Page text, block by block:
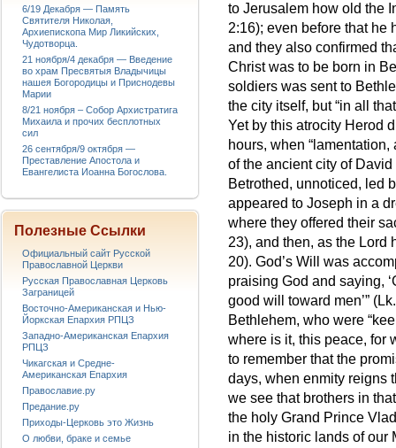
to Jerusalem how old the
2:16); even before that he
and they also confirmed
Christ was to be born in
soldiers was sent to
the city itself, but “in all
Yet by this atrocity Herod
hours, when
of the ancient city of
Betrothed, unnoticed, led
appeared to Joseph in a
where they offered their
23), and then, as the Lord
20). God’s Will was
praising God and saying,
good will toward men’”
Bethlehem, who were
where is it, this peace, for
to remember that the
days, when enmity reigns
we see that brothers in
the holy Grand Prince
in the historic lands of our
6/19 Декабря — Память
Святителя Николая,
Архиепископа Мир Ликийских,
Чудотворца.
21 ноября/4 декабря — Введение
во храм Пресвятыя Владычицы
нашея Богородицы и Приснодевы
Марии
8/21 ноября – Собор Архистратига
Михаила и прочих бесплотных
сил
26 сентября/9 октября —
Преставление Апостола и
Евангелиста Иоанна Богослова.
Полезные Ссылки
Официальный сайт Русской
Православной Церкви
Русская Православная Церковь
Заграницей
Восточно-Американская и Нью-
Йоркская Епархия РПЦЗ
Западно-Американская Епархия
РПЦЗ
Чикагская и Средне-
Американская Епархия
Православие.ру
Предание.ру
Приходы-Церковь это Жизнь
О любви, браке и семье